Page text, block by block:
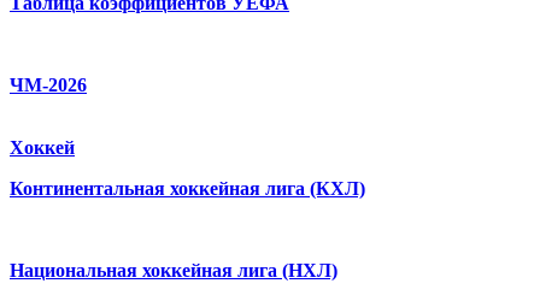
ЧМ-2026
Хоккей
Континентальная хоккейная лига (КХЛ)
Национальная хоккейная лига (НХЛ)